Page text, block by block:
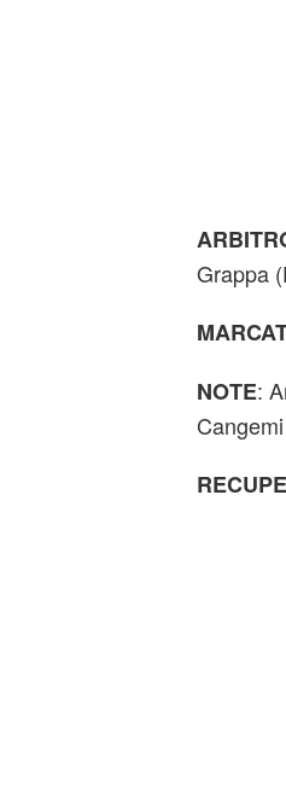
Grappa
NOTE: